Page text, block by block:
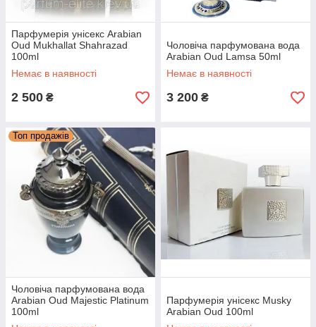
Парфумерія унісекс Arabian
Oud Mukhallat Shahrazad
100ml
Немає в наявності
2 500 ₴
Чоловіча парфумована вода
Arabian Oud Lamsa 50ml
Немає в наявності
3 200 ₴
Топ продажів
Чоловіча парфумована вода
Arabian Oud Majestic Platinum
100ml
Парфумерія унісекс Musky
Arabian Oud 100ml